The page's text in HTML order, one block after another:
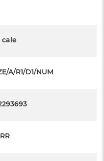
gwarancji producenta.
cale
A/R1/D1/NUM